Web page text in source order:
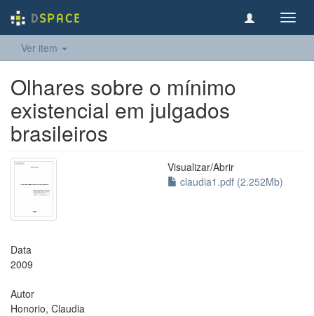
Ver item
Olhares sobre o mínimo
existencial em julgados
brasileiros
Visualizar/Abrir
claudia1.pdf (2.252Mb)
Data
2009
Autor
Honorio, Claudia